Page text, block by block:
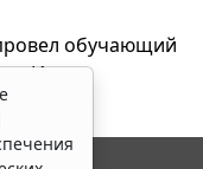
обучающий
Искра